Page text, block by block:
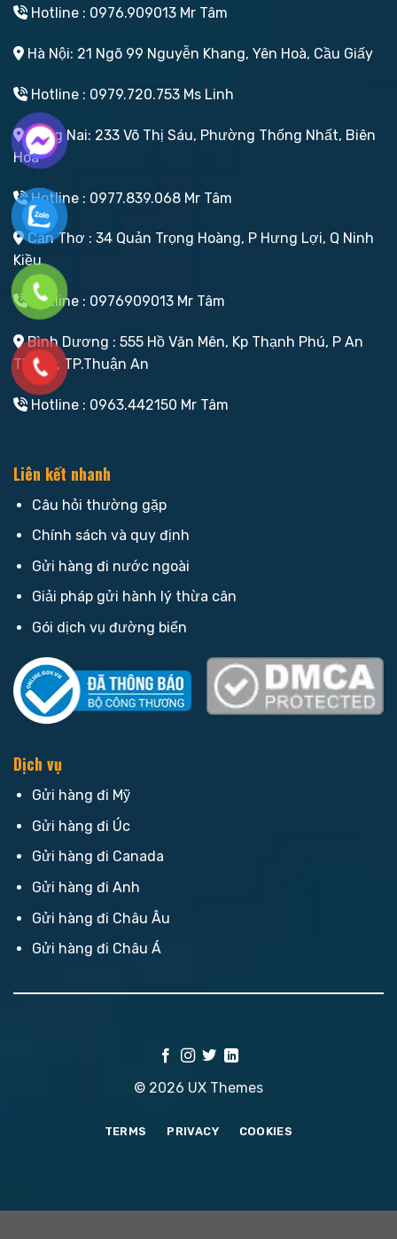
Hotline : 0976.909013 Mr Tâm
Hà Nội: 21 Ngõ 99 Nguyễn Khang, Yên Hoà, Cầu Giấy
Hotline : 0979.720.753 Ms Linh
Đồng Nai: 233 Võ Thị Sáu, Phường Thống Nhất, Biên
Hoà
Hotline : 0977.839.068 Mr Tâm
Cần Thơ : 34 Quản Trọng Hoàng, P Hưng Lợi, Q Ninh
Kiều
Hotline : 0976909013 Mr Tâm
Bình Dương : 555 Hồ Văn Mên, Kp Thạnh Phú, P An
Thạnh, TP.Thuận An
Hotline : 0963.442150 Mr Tâm
Liên kết nhanh
Câu hỏi thường gặp
Chính sách và quy định
Gửi hàng đi nước ngoài
Giải pháp gửi hành lý thừa cân
Gói dịch vụ đường biển
Dịch vụ
Gửi hàng đi Mỹ
Gửi hàng đi Úc
Gửi hàng đi Canada
Gửi hàng đi Anh
Gửi hàng đi Châu Âu
Gửi hàng đi Châu Á
© 2026 UX Themes
TERMS PRIVACY COOKIES